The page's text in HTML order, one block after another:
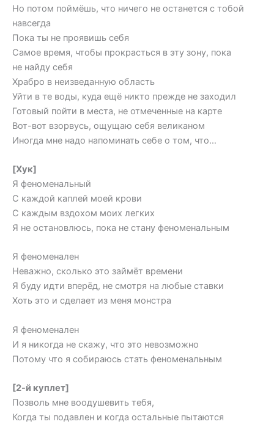
Но потом поймёшь, что ничего не останется с тобой
навсегда
Пока ты не проявишь себя
Самое время, чтобы прокрасться в эту зону, пока
не найду себя
Храбро в неизведанную область
Уйти в те воды, куда ещё никто прежде не заходил
Готовый пойти в места, не отмеченные на карте
Вот-вот взорвусь, ощущаю себя великаном
Иногда мне надо напоминать себе о том, что…
[Хук]
Я феноменальный
С каждой каплей моей крови
С каждым вздохом моих легких
Я не остановлюсь, пока не стану феноменальным
Я феноменален
Неважно, сколько это займёт времени
Я буду идти вперёд, не смотря на любые ставки
Хоть это и сделает из меня монстра
Я феноменален
И я никогда не скажу, что это невозможно
Потому что я собираюсь стать феноменальным
[2-й куплет]
Позволь мне воодушевить тебя,
Когда ты подавлен и когда остальные пытаются